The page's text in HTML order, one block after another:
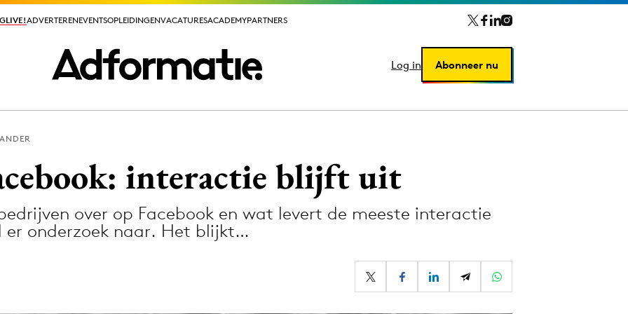
ADVERTERENEVENTSOPLEIDINGENVACATURESACADEMYPARTNERS
Log in Abonneer nu
ADVERTERENEVENTSOPLEIDINGENVACATURESACADEMYPARTNERS
Log in Abonneer nu
interactie blijft uit
over op Facebook en wat levert de meeste interactie
er onderzoek naar. Het blijkt…